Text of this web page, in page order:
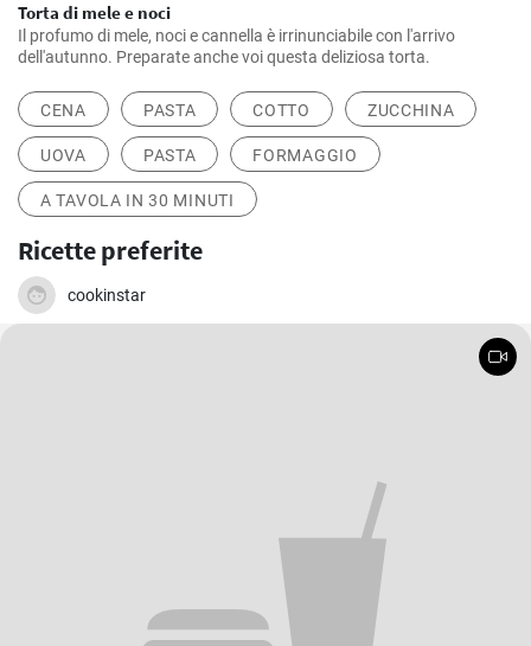
Torta di mele e noci
Il profumo di mele, noci e cannella è irrinunciabile con l'arrivo
dell'autunno. Preparate anche voi questa deliziosa torta.
CENA PASTA COTTO ZUCCHINA
UOVA PASTA FORMAGGIO
A TAVOLA IN 30 MINUTI
Ricette preferite
cookinstar